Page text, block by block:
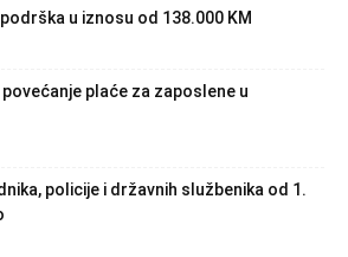
u iznosu od 138.000 KM
plaće za zaposlene u
policije i državnih službenika od 1.